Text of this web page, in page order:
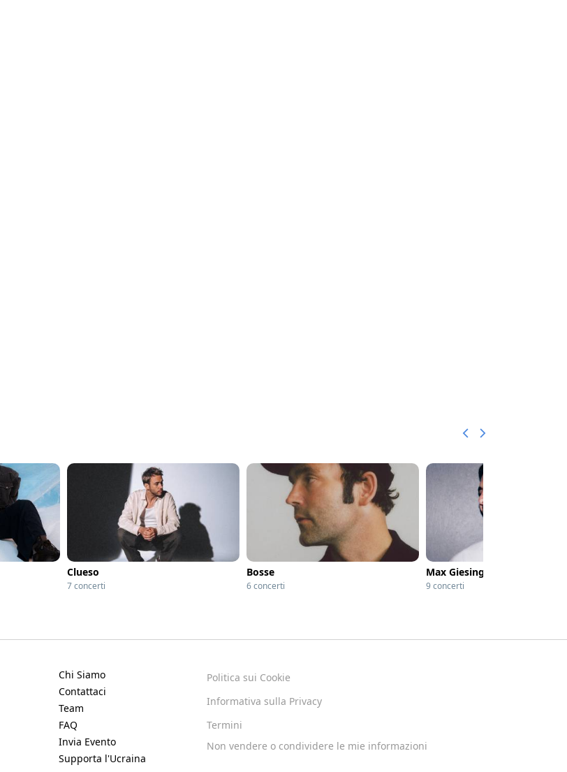
Clueso
7 concerti
Bosse
6 concerti
Max Giesinger
9 concerti
Chi Siamo
Contattaci
Team
FAQ
Invia Evento
Supporta l'Ucraina
Politica sui Cookie
Informativa sulla Privacy
Termini
Non vendere o condividere le mie informazioni